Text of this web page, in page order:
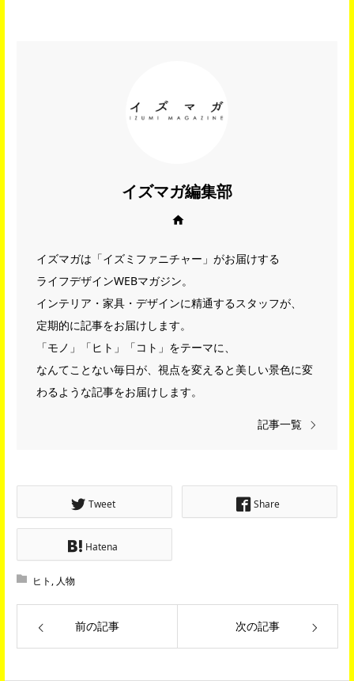
イズマガ編集部
イズマガは「イズミファニチャー」がお届けする
ライフデザインWEBマガジン。
インテリア・家具・デザインに精通するスタッフが、
定期的に記事をお届けします。
「モノ」「ヒト」「コト」をテーマに、
なんてことない毎日が、視点を変えると美しい景色に変
わるような記事をお届けします。
記事一覧
Tweet Share
Hatena
ヒト , 人物
前の記事 次の記事